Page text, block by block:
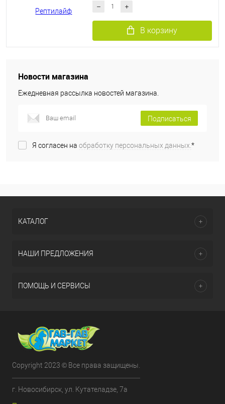
В корзину
Новости магазина
Ежедневная рассылка новостей магазина.
Подписаться
Я согласен на обработку персональных данных.*
КАТАЛОГ
НАШИ ПРЕДЛОЖЕНИЯ
ПОМОЩЬ И СЕРВИСЫ
Copyright 2023 © Все права защищены.
г. Новосибирск, ул. Кутателадзе, 7а